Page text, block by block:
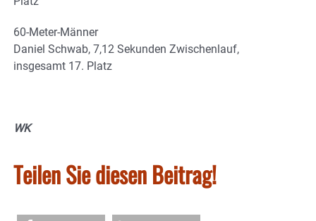
60-Meter-Männer
Daniel Schwab, 7,12 Sekunden Zwischenlauf,
insgesamt 17. Platz
WK
Teilen Sie diesen Beitrag!